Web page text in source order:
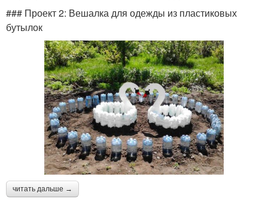
### Проект 2: Вешалка для одежды из пластиковых
бутылок
читать дальше →